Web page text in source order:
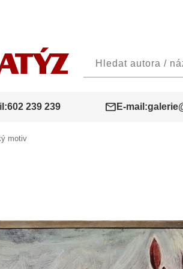
602 239 239 mail E-mail:
motiv